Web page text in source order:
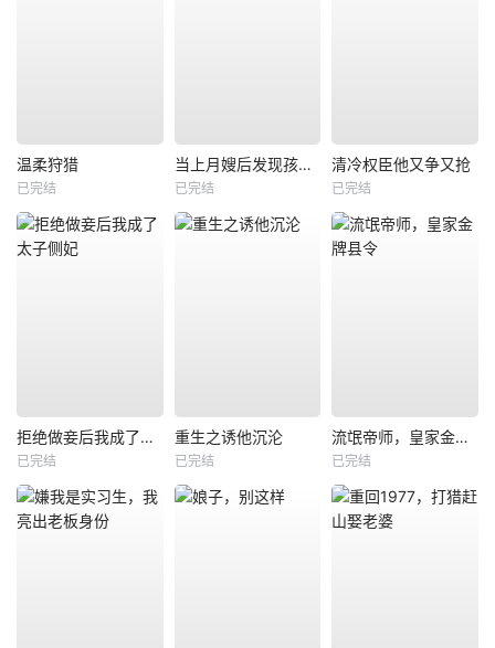
温柔狩猎
已完结
当上月嫂后发现孩子是我的
已完结
清冷权臣他又争又抢
已完结
拒绝做妾后我成了太子侧妃
已完结
重生之诱他沉沦
已完结
流氓帝师，皇家金牌县令
已完结